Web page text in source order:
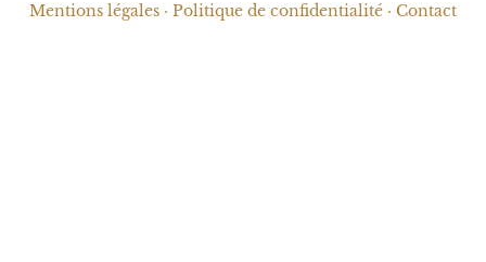
Mentions légales · Politique de confidentialité · Contact